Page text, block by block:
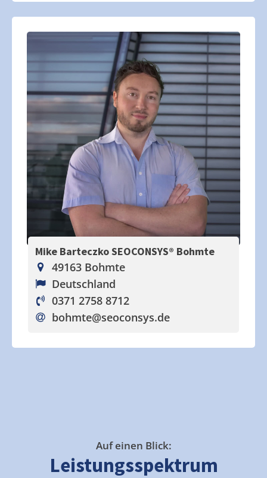
Mike Barteczko SEOCONSYS® Bohmte
49163 Bohmte
Deutschland
0371 2758 8712
bohmte@seoconsys.de
Auf einen Blick:
Leistungsspektrum